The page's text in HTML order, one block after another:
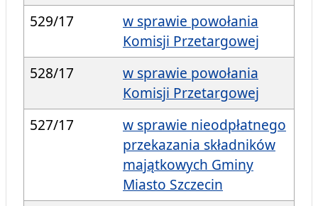
529/17
w sprawie powołania
Komisji Przetargowej
528/17
w sprawie powołania
Komisji Przetargowej
527/17
w sprawie nieodpłatnego
przekazania składników
majątkowych Gminy
Miasto Szczecin